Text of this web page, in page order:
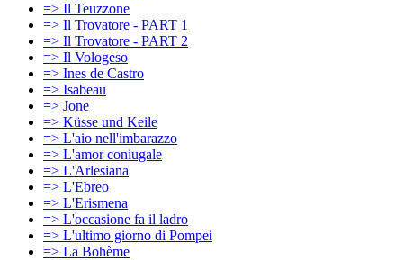
=> Il Teuzzone
=> Il Trovatore - PART 1
=> Il Trovatore - PART 2
=> Il Vologeso
=> Ines de Castro
=> Isabeau
=> Jone
=> Küsse und Keile
=> L'aio nell'imbarazzo
=> L'amor coniugale
=> L'Arlesiana
=> L'Ebreo
=> L'Erismena
=> L'occasione fa il ladro
=> L'ultimo giorno di Pompei
=> La Bohème